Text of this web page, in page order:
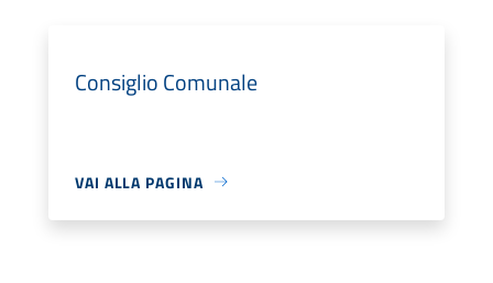
Consiglio Comunale
VAI ALLA PAGINA